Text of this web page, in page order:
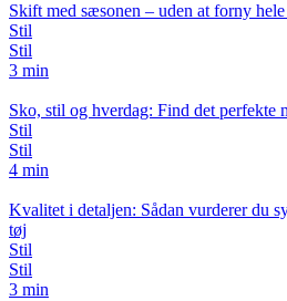
Skift med sæsonen – uden at forny hele
Stil
Stil
3 min
Sko, stil og hverdag: Find det perfekte
Stil
Stil
4 min
Kvalitet i detaljen: Sådan vurderer du
tøj
Stil
Stil
3 min